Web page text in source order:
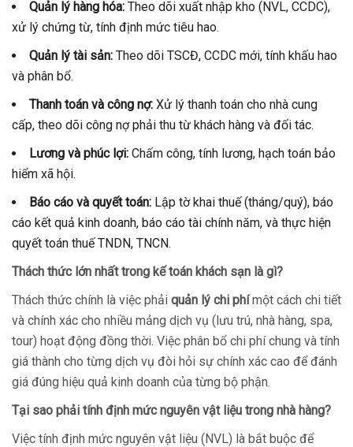
Quản lý hàng hóa: Theo dõi xuất nhập kho (NVL, CCDC),
xử lý chứng từ, tính định mức tiêu hao.
Quản lý tài sản: Theo dõi TSCĐ, CCDC mới, tính khấu hao
và phân bổ.
Thanh toán và công nợ: Xử lý thanh toán cho nhà cung
cấp, theo dõi công nợ phải thu từ khách hàng và đối tác.
Lương và phúc lợi: Chấm công, tính lương, hạch toán bảo
hiểm xã hội.
Báo cáo và quyết toán: Lập tờ khai thuế (tháng/quý), báo
cáo kết quả kinh doanh, báo cáo tài chính năm, và thực hiện
quyết toán thuế TNDN, TNCN.
Thách thức lớn nhất trong kế toán khách sạn là gì?
Thách thức chính là việc phải quản lý chi phímột cách chi tiết
và chính xác cho nhiều mảng dịch vụ (lưu trú, nhà hàng, spa,
tour) hoạt động đồng thời. Việc phân bổ chi phí chung và tính
giá thành cho từng dịch vụ đòi hỏi sự chính xác cao để đánh
giá đúng hiệu quả kinh doanh của từng bộ phận.
Tại sao phải tính định mức nguyên vật liệu trong nhà hàng?
Việc tính định mức nguyên vật liệu (NVL) là bắt buộc để